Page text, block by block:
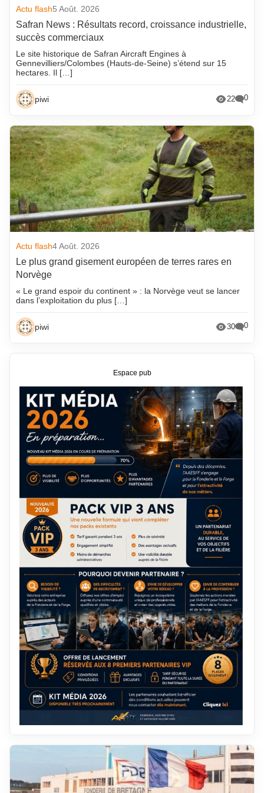
Actu flash5 Août. 2026
Safran News : Résultats record, croissance industrielle,
succès commerciaux
Le site historique de Safran Aircraft Engines à
Gennevilliers/Colombes (Hauts-de-Seine) s’étend sur 15
hectares. Il […]
piwi 22 0
Actu flash4 Août. 2026
Le plus grand gisement européen de terres rares en
Norvège
« Le grand espoir du continent » : la Norvège veut se lancer
dans l’exploitation du plus […]
piwi 30 0
Espace pub